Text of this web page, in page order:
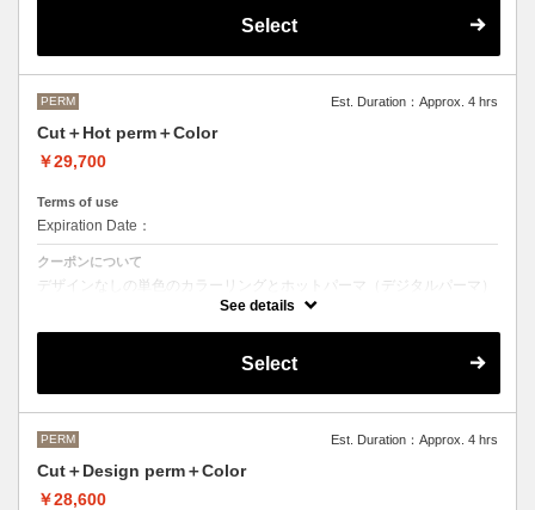
●カラーリングは髪の長さにより別途ロング料金を頂戴いたします。
Select
PERM Est. Duration：Approx. 4 hrs
Cut＋Hot perm＋Color
￥29,700
Terms of use
Expiration Date：
クーポンについて
デザインなしの単色のカラーリングとホットパーマ（デジタルパーマ）
M ¥＋1100 L¥＋1650 LL¥＋2200
See details
Select
PERM Est. Duration：Approx. 4 hrs
Cut＋Design perm＋Color
￥28,600